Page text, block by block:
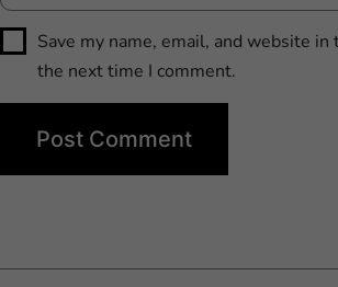
Save my name, email, and website
the next time I comment.